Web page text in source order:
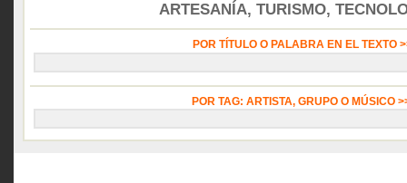
ARTESANÍA, TURISMO,
POR TÍTULO O PALABRA EN EL TEXTO
POR TAG: ARTISTA, GRUPO O MÚSICO